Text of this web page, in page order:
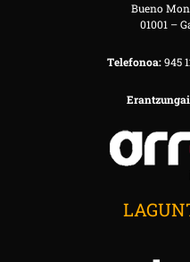
Bueno
01001 –
Telefonoa:945